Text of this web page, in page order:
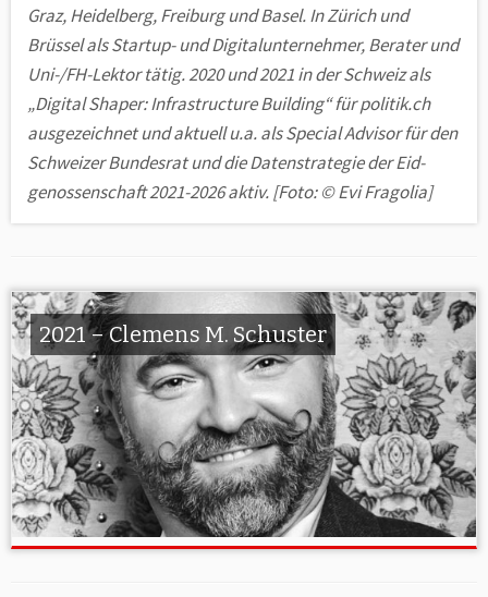
Graz, Heidelberg, Freiburg und Basel. In Zürich und
Brüssel als Startup- und Digitalunternehmer, Berater und
Uni-/FH-Lektor tätig. 2020 und 2021 in der Schweiz als
„Digital Shaper: Infra­structure Building“ für politik.ch
ausgezeichnet und aktuell u.a. als Special Advisor für den
Schweizer Bundesrat und die Datenstrategie der Eid­
genossenschaft 2021-2026 aktiv. [Foto: © Evi Fragolia]
2021 – Clemens M. Schuster